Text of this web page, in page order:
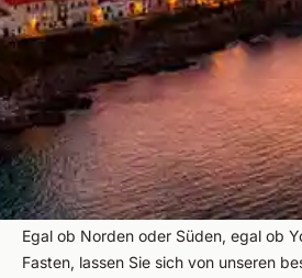
Europa – Genießen Sie die
Kontinents
Europa, der Kontinent mit der größten
Länder, Kulturen, Städte und
entdecken. Der Süden Europas
mediterranen Landschaften und dem
der Norden vor allen Dingen mit
Egal ob Norden oder Süden, egal ob
Fasten, lassen Sie sich von unseren